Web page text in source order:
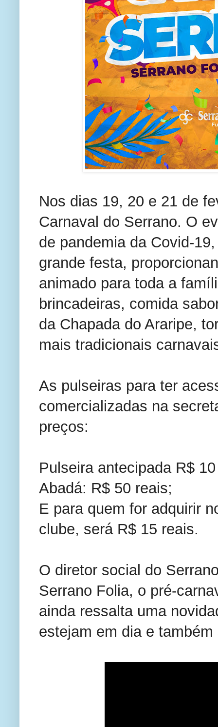
Nos dias 19, 20 e 21 de
Carnaval do Serrano. O
de pandemia da Covid-
grande festa,
animado para toda a
brincadeiras, comida
da Chapada do Araripe,
mais tradicionais
As pulseiras para ter
comercializadas na
preços:
Pulseira antecipada R$
Abadá: R$ 50 reais;
E para quem for adquirir
clube, será R$ 15 reais.
O diretor social do
Serrano Folia, o pré-
ainda ressalta uma
estejam em dia e